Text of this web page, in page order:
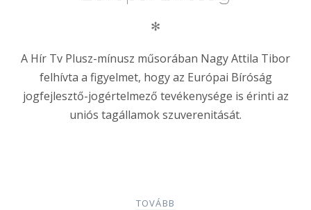
✻
A Hír Tv Plusz-mínusz műsorában Nagy Attila Tibor
felhívta a figyelmet, hogy az Európai Bíróság
jogfejlesztő-jogértelmező tevékenysége is érinti az
uniós tagállamok szuverenitását.
TOVÁBB